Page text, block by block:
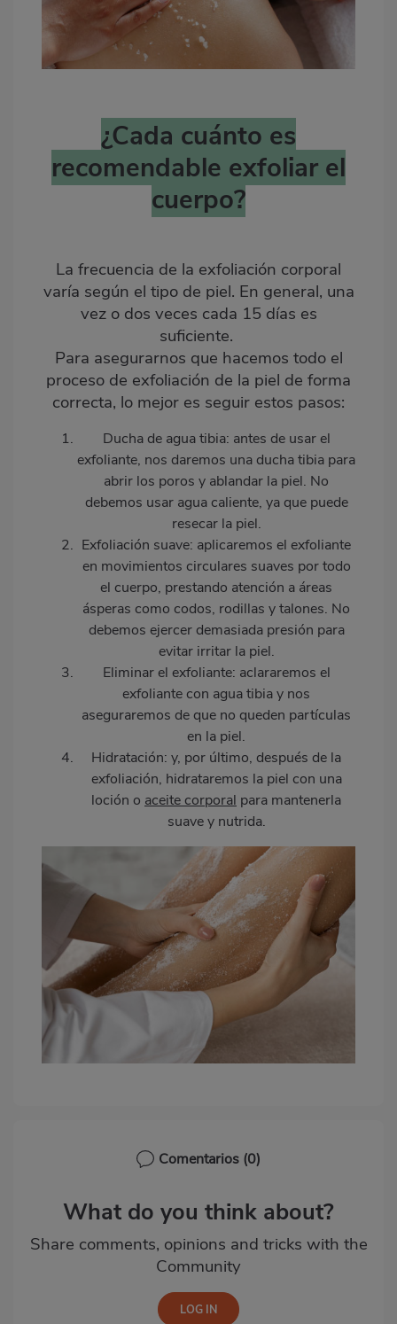
¿Cada cuánto es
recomendable exfoliar el
cuerpo?
La frecuencia de la exfoliación corporal
varía según el tipo de piel. En general, una
vez o dos veces cada 15 días es
suficiente.
Para asegurarnos que hacemos todo el
proceso de exfoliación de la piel de forma
correcta, lo mejor es seguir estos pasos:
Ducha de agua tibia: antes de usar el
exfoliante, nos daremos una ducha tibia para
abrir los poros y ablandar la piel. No
debemos usar agua caliente, ya que puede
resecar la piel.
Exfoliación suave: aplicaremos el exfoliante
en movimientos circulares suaves por todo
el cuerpo, prestando atención a áreas
ásperas como codos, rodillas y talones. No
debemos ejercer demasiada presión para
evitar irritar la piel.
Eliminar el exfoliante: aclararemos el
exfoliante con agua tibia y nos
aseguraremos de que no queden partículas
en la piel.
Hidratación: y, por último, después de la
exfoliación, hidrataremos la piel con una
loción o aceite corporal para mantenerla
suave y nutrida.
Comentarios (0)
What do you think about?
Share comments, opinions and tricks with the
Community